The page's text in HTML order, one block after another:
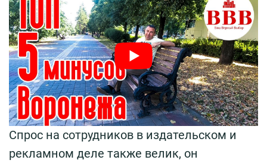
Спрос на сотрудников в издательском и
рекламном деле также велик, он